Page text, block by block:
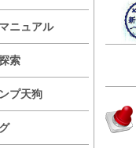
ニュアル
索
プ天狗